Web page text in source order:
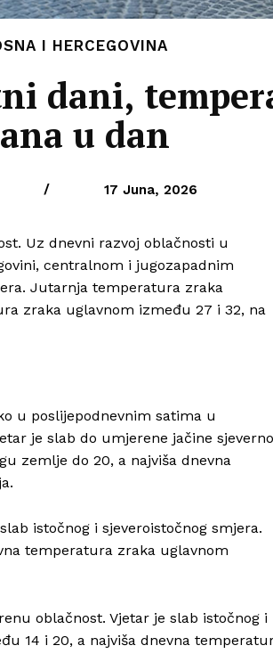
I HERCEGOVINA
dani,
u dan
/ 17 Juna, 2026
Uz dnevni razvoj oblačnosti u
centralnom i jugozapadnim
Jutarnja temperatura zraka
zraka uglavnom između 27 i 32, na
u poslijepodnevnim satima u
je slab do umjerene jačine
zemlje do 20, a najviša dnevna
istočnog i sjeveroistočnog smjera.
temperatura zraka uglavnom
oblačnost. Vjetar je slab istočnog i
14 i 20, a najviša dnevna